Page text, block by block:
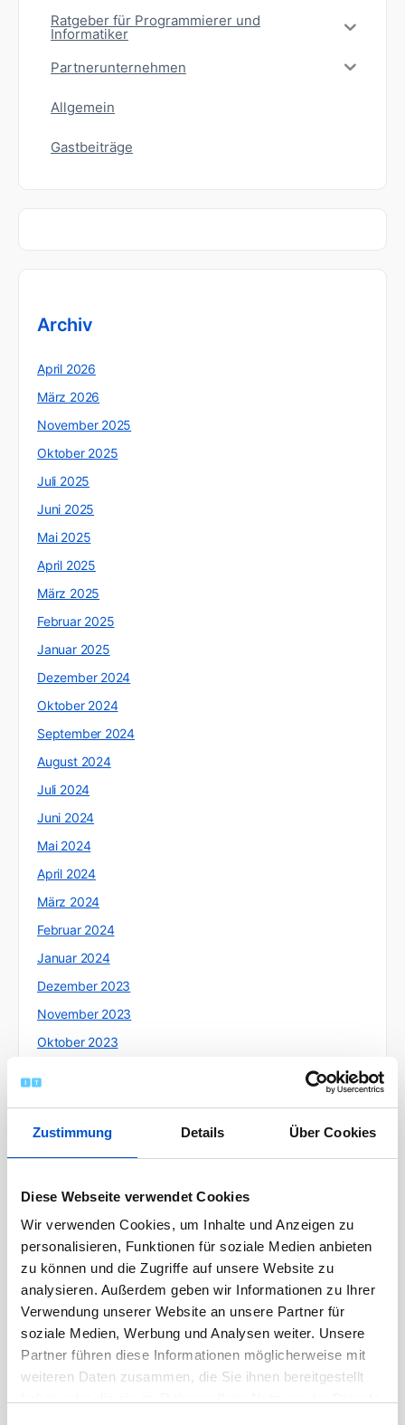
Zustimmung Details Über Cookies
Diese Webseite verwendet Cookies
Wir verwenden Cookies, um Inhalte und Anzeigen zu
personalisieren, Funktionen für soziale Medien anbieten
zu können und die Zugriffe auf unsere Website zu
analysieren. Außerdem geben wir Informationen zu Ihrer
Verwendung unserer Website an unsere Partner für
soziale Medien, Werbung und Analysen weiter. Unsere
Partner führen diese Informationen möglicherweise mit
weiteren Daten zusammen, die Sie ihnen bereitgestellt
Ratgeber für Programmierer und
Informatiker
Partnerunternehmen
Allgemein
Gastbeiträge
Archiv
April 2026
März 2026
November 2025
Oktober 2025
Juli 2025
Juni 2025
Mai 2025
April 2025
März 2025
Februar 2025
Januar 2025
Dezember 2024
Oktober 2024
September 2024
August 2024
Juli 2024
Juni 2024
Mai 2024
April 2024
März 2024
Februar 2024
Januar 2024
Dezember 2023
November 2023
Oktober 2023
Juli 2023
Juni 2023
März 2023
Februar 2023
Januar 2023
Dezember 2022
November 2022
Oktober 2022
September 2022